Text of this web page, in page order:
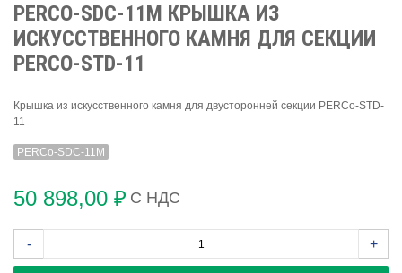
PERCO-SDС-11M КРЫШКА ИЗ
ИСКУССТВЕННОГО КАМНЯ ДЛЯ СЕКЦИИ
PERCO-STD-11
Крышка из искусственного камня для двусторонней секции PERCo-STD-
11
PERCo-SDС-11M
50 898,00 ₽ С НДС
- +